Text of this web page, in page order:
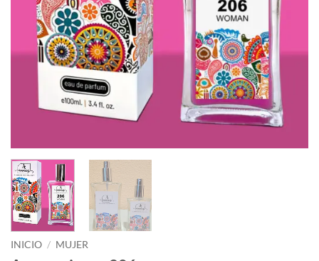
INICIO / MUJER